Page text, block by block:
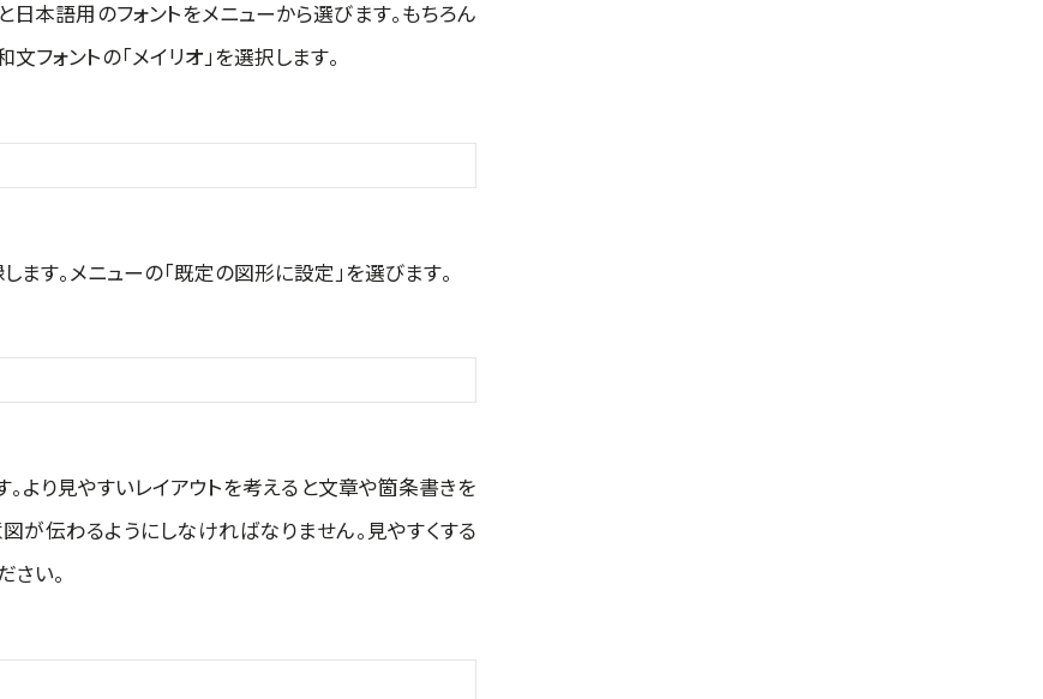
日本語用のフォントをメニューから選びます。もちろん
フォントの「メイリオ」を選択します。
ます。メニューの「既定の図形に設定」を選びます。
より見やすいレイアウトを考えると文章や箇条書きを
が伝わるようにしなければなりません。見やすくする
さい。